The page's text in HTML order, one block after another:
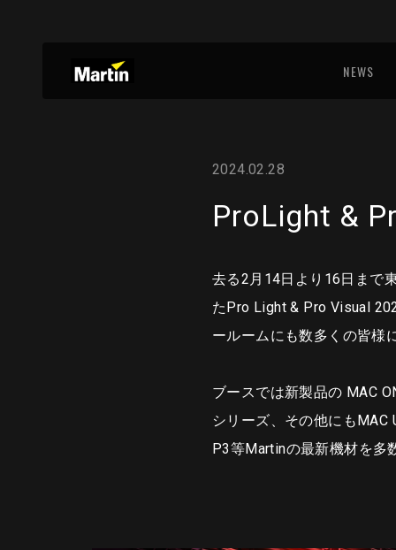
NEWS
2024.02.28
ProLight &
去る2月14日より16日まで
たPro Light & Pro Visual
ールームにも数多くの皆様
ブースでは新製品の MAC
シリーズ、その他にもMAC
P3等Martinの最新機材を多